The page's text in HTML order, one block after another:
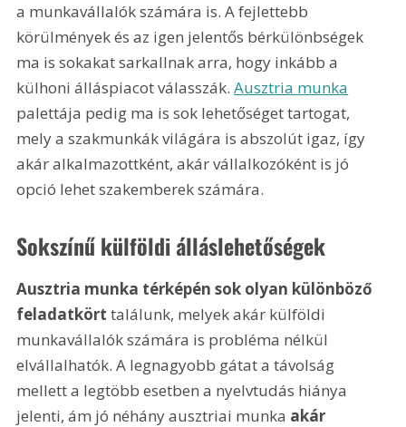
a munkavállalók számára is. A fejlettebb
körülmények és az igen jelentős bérkülönbségek
ma is sokakat sarkallnak arra, hogy inkább a
külhoni álláspiacot válasszák. Ausztria munka
palettája pedig ma is sok lehetőséget tartogat,
mely a szakmunkák világára is abszolút igaz, így
akár alkalmazottként, akár vállalkozóként is jó
opció lehet szakemberek számára.
Sokszínű külföldi álláslehetőségek
Ausztria munka térképén sok olyan különböző
feladatkört találunk, melyek akár külföldi
munkavállalók számára is probléma nélkül
elvállalhatók. A legnagyobb gátat a távolság
mellett a legtöbb esetben a nyelvtudás hiánya
jelenti, ám jó néhány ausztriai munka akár